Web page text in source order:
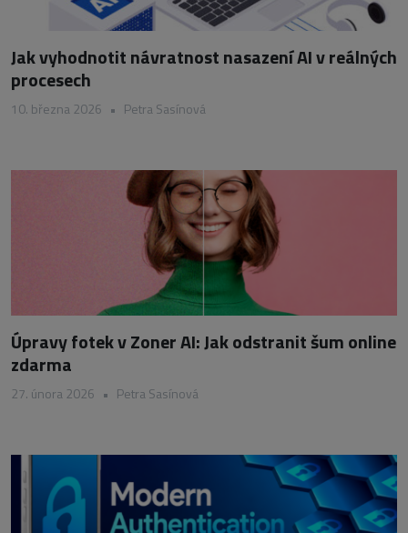
Jak vyhodnotit návratnost nasazení AI v reálných
procesech
10. března 2026 • Petra Sasínová
Úpravy fotek v Zoner AI: Jak odstranit šum online
zdarma
27. února 2026 • Petra Sasínová